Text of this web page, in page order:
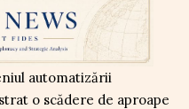
automatizării
o scădere de aproape